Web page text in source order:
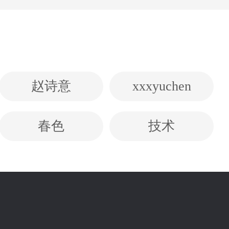
赵诗意 xxxyuchen
春色 技术